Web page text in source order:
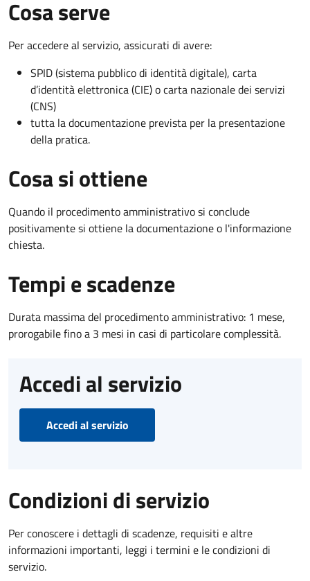
Cosa serve
Per accedere al servizio, assicurati di avere:
SPID (sistema pubblico di identità digitale), carta
d’identità elettronica (CIE) o carta nazionale dei servizi
(CNS)
tutta la documentazione prevista per la presentazione
della pratica.
Cosa si ottiene
Quando il procedimento amministrativo si conclude
positivamente si ottiene la documentazione o l'informazione
chiesta.
Tempi e scadenze
Durata massima del procedimento amministrativo: 1 mese,
prorogabile fino a 3 mesi in casi di particolare complessità.
Accedi al servizio
Accedi al servizio
Condizioni di servizio
Per conoscere i dettagli di scadenze, requisiti e altre
informazioni importanti, leggi i termini e le condizioni di
servizio.